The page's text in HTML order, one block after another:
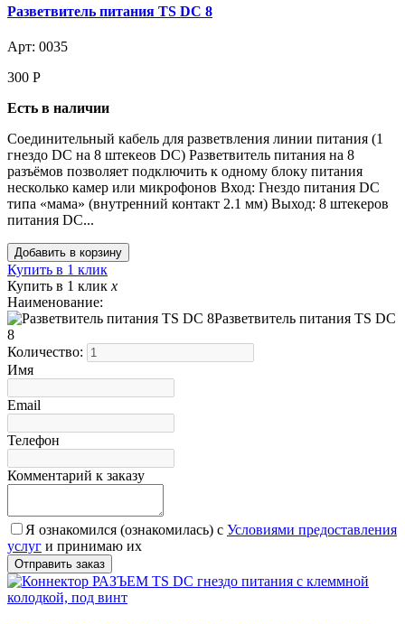
Разветвитель питания TS DC 8
Арт: 0035
300 Р
Есть в наличии
Соединительный кабель для разветвления линии питания (1
гнездо DC на 8 штекеов DC) Разветвитель питания на 8
разъёмов позволяет подключить к одному блоку питания
несколько камер или микрофонов Вход: Гнездо питания DC
типа «мама» (внутренний контакт 2.1 мм) Выход: 8 штекеров
питания DC...
Купить в 1 клик
Купить в 1 клик x
Наименование:
Разветвитель питания TS DC
8
Количество:
Имя
Email
Телефон
Комментарий к заказу
Я ознакомился (ознакомилась) с Условиями предоставления
услуг и принимаю их